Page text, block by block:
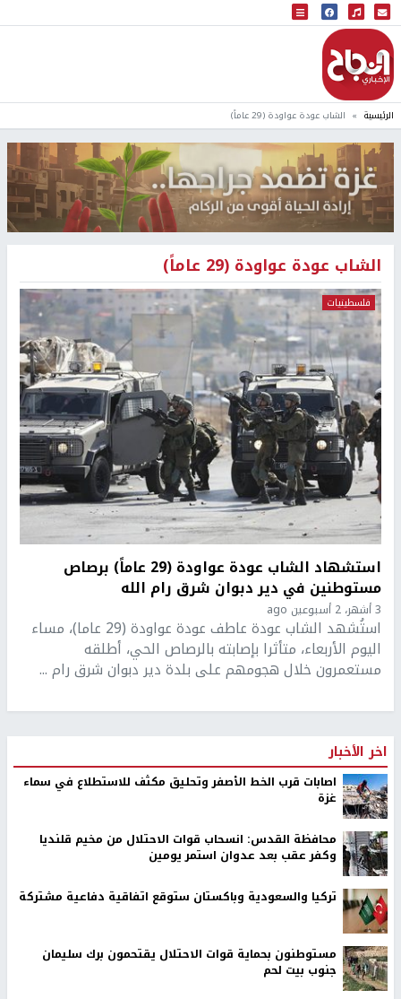
البث المباشر
إذاعة النجاح
الرئيسية الشاب عودة عواودة (29 عاماً)
الشاب عودة عواودة (29 عاماً)
فلسطينيات
استشهاد الشاب عودة عواودة (29 عاماً) برصاص
مستوطنين في دير دبوان شرق رام الله
3 أشهر، 2 أسبوعين ago
استُشهد الشاب عودة عاطف عودة عواودة (29 عاما)، مساء
اليوم الأربعاء، متأثرا بإصابته بالرصاص الحي، أطلقه
مستعمرون خلال هجومهم على بلدة دير دبوان شرق رام ...
اخر الأخبار
اصابات قرب الخط الأصفر وتحليق مكثف للاستطلاع في سماء
غزة
محافظة القدس: انسحاب قوات الاحتلال من مخيم قلنديا
وكفر عقب بعد عدوان استمر يومين
تركيا والسعودية وباكستان ستوقع اتفاقية دفاعية مشتركة
مستوطنون بحماية قوات الاحتلال يقتحمون برك سليمان
جنوب بيت لحم